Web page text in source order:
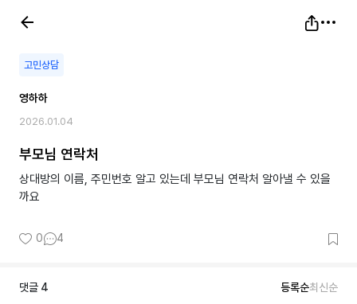
고민상담
영하하
2026.01.04
부모님 연락처
상대방의 이름, 주민번호 알고 있는데 부모님 연락처 알아낼 수 있을
까요
0 4
댓글 4 등록순최신순